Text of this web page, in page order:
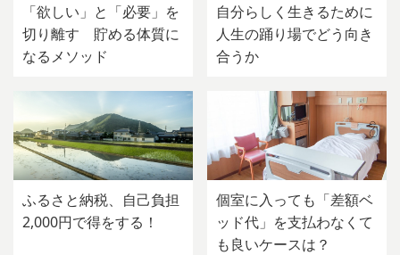
「欲しい」と「必要」を
切り離す 貯める体質に
なるメソッド
自分らしく生きるために
人生の踊り場でどう向き
合うか
ふるさと納税、自己負担
2,000円で得をする！
個室に入っても「差額ベ
ッド代」を支払わなくて
も良いケースは？